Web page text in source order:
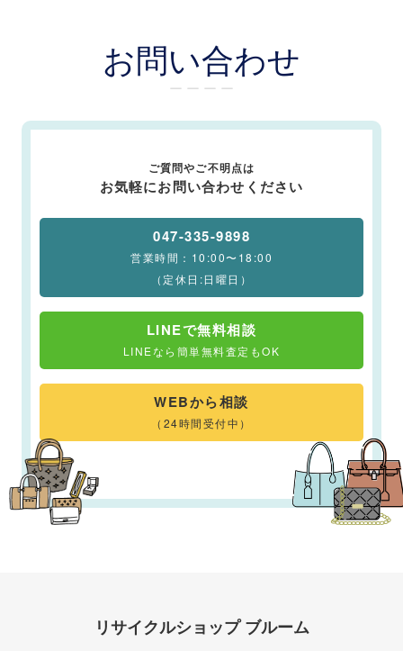
お問い合わせ
ー ー ー ー
ご質問やご不明点は
お気軽にお問い合わせください
047-335-9898
営業時間：10:00〜18:00
（定休日:日曜日）
LINEで無料相談
LINEなら簡単無料査定もOK
WEBから相談
（24時間受付中）
リサイクルショップ ブルーム